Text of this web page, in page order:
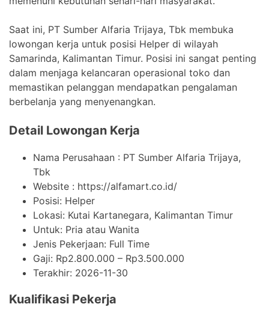
Saat ini, PT Sumber Alfaria Trijaya, Tbk membuka
lowongan kerja untuk posisi Helper di wilayah
Samarinda, Kalimantan Timur. Posisi ini sangat penting
dalam menjaga kelancaran operasional toko dan
memastikan pelanggan mendapatkan pengalaman
berbelanja yang menyenangkan.
Detail Lowongan Kerja
Nama Perusahaan : PT Sumber Alfaria Trijaya,
Tbk
Website : https://alfamart.co.id/
Posisi: Helper
Lokasi: Kutai Kartanegara, Kalimantan Timur
Untuk: Pria atau Wanita
Jenis Pekerjaan: Full Time
Gaji: Rp2.800.000 – Rp3.500.000
Terakhir: 2026-11-30
Kualifikasi Pekerja